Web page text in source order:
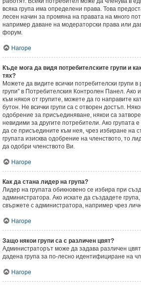
всяка група има определени права. Това
лесен начин за промяна на правата на много
например даване на модераторски права или
форум.
Нагоре
Къде мога да видя потребителските групи и
тях?
Можете да видите всички потребителски групи
групи” в Потребителския Контролен Панел. Ако
към някоя от групите, можете да го направите
бутон. Не всички групи са с отворен достъп.
одобрение за присъединяване, някои са
невидими за другите потребители. Ако групата
да се присъедините към нея, чрез избиране на
групата изисква одобрение на членството, то
да одобри членството Ви.
Нагоре
Как да стана лидер на група?
Лидер на групата обикновено се избира при
администратора. Ако искате да създадете
свържете с администратора, например чрез
Нагоре
Защо някои групи са с различен цвят?
Администраторът може да задава различен
дадена група за по-лесно идентифициране на
Нагоре